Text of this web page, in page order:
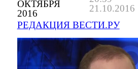
ОКТЯБРЯ
2016
21.10.2016
РЕДАКЦИЯ ВЕСТИ.РУ